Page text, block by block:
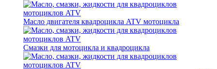
Масло двигателя квадроцикла ATV мотоцикла
Смазки для мотоцикла и квадроцикла